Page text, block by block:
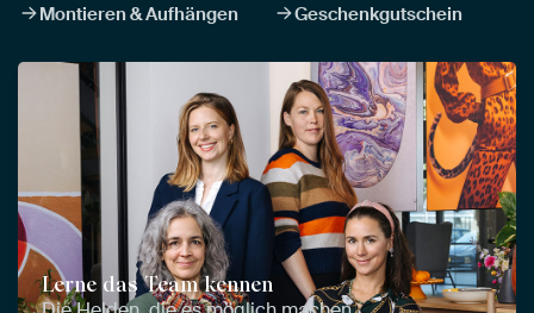
Montieren & Aufhängen
Geschenkgutschein
Lerne das Team kennen